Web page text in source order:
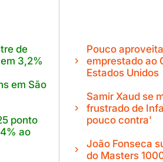
de
3,2%
em São
ponto
ao
Pouco
emprestado ao
Estados Unidos
Samir Xaud se
frustrado de
pouco contra'
João Fonseca
do Masters